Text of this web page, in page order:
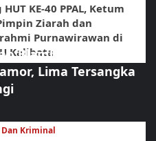
HUT KE-40 PPAL, Ketum
Ziarah dan
Purnawirawan di
Kalibata
Blambangan
Lima Tersangka
Kriminal